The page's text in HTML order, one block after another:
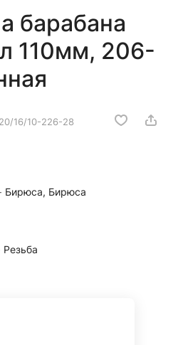
барабана
110мм, 206-
16/10-226-28
Бирюса, Бирюса
Резьба